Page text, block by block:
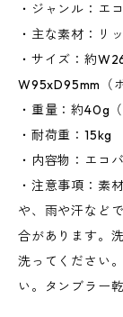
・ジャンル：エ
・主な素材：リ
・サイズ：約
W95xD95mm（
・重量：約40g
・耐荷重：15kg
・内容物：エコ
・注意事項：素
や、雨や汗など
合があります。
洗ってください
い。タンブラー